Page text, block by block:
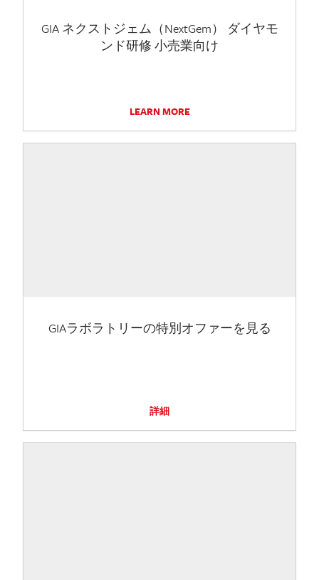
GIA ネクストジェム（NextGem） ダイヤモ
ンド研修 小売業向け
LEARN MORE
GIAラボラトリーの特別オファーを見る
詳細